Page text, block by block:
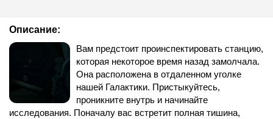
Описание:
Вам предстоит проинспектировать станцию,
которая некоторое время назад замолчала.
Она расположена в отдаленном уголке
нашей Галактики. Пристыкуйтесь,
проникните внутрь и начинайте
исследования. Поначалу вас встретит полная тишина,